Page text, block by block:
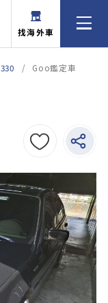
找海外車
330 Goo鑑定車